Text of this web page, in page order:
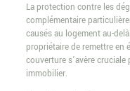
La protection contre les
complémentaire
causés au logement au-
propriétaire de remettre en
couverture s’avère
immobilier.